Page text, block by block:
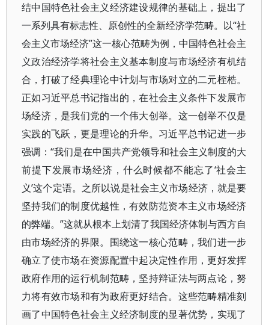
结中国特色社会主义经济建设规律的基础上，提出了
一系列具有标志性、原创性的全新经济学范畴。以“社
会主义市场经济”这一核心范畴为例，中国特色社会主
义政治经济学将社会主义基本制度与市场经济有机结
合，打破了经典理论中计划与市场对立的二元桎梏。
正如习近平总书记指出的，在社会主义条件下发展市
场经济，是我们党的一个伟大创举。这一创举不仅是
实践的飞跃，更是理论的升华。习近平总书记进一步
强调：“我们是在中国共产党领导和社会主义制度的大
前提下发展市场经济，什么时候都不能忘了‘社会主
义’这个定语。之所以说是社会主义市场经济，就是要
坚持我们的制度优越性，有效防范资本主义市场经济
的弊端。”这就从根本上划清了我国经济体制与西方自
由市场经济的界限。围绕这一核心范畴，我们进一步
确立了使市场在资源配置中起决定性作用，更好发挥
政府作用的运行机制范畴，坚持辩证法与两点论，努
力将有效市场和有为政府更好结合。这些范畴精准刻
画了中国特色社会主义经济制度的显著优势，实现了